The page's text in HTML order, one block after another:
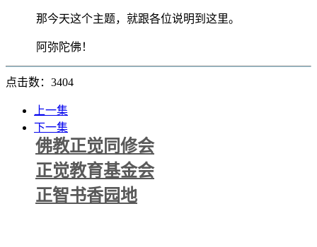
那今天这个主题，就跟各位说明到这里。
阿弥陀佛！
点击数：3404
上一集
下一集
佛教正觉同修会
正觉教育基金会
正智书香园地